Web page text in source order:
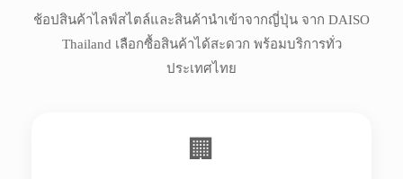
ช้อปสินค้าไลฟ์สไตล์และสินค้านำเข้าจากญี่ปุ่น จาก DAISO
Thailand เลือกซื้อสินค้าได้สะดวก พร้อมบริการทั่ว
ประเทศไทย
🏢